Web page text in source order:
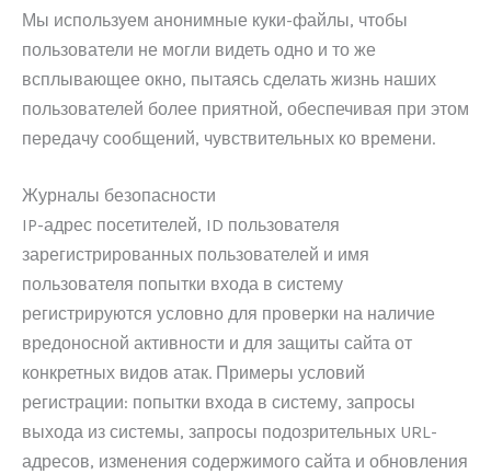
Мы используем анонимные куки-файлы, чтобы
пользователи не могли видеть одно и то же
всплывающее окно, пытаясь сделать жизнь наших
пользователей более приятной, обеспечивая при этом
передачу сообщений, чувствительных ко времени.
Журналы безопасности
IP-адрес посетителей, ID пользователя
зарегистрированных пользователей и имя
пользователя попытки входа в систему
регистрируются условно для проверки на наличие
вредоносной активности и для защиты сайта от
конкретных видов атак. Примеры условий
регистрации: попытки входа в систему, запросы
выхода из системы, запросы подозрительных URL-
адресов, изменения содержимого сайта и обновления